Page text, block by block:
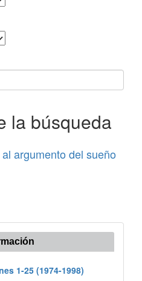
la búsqueda
argumento del sueño
1-25 (1974-1998)